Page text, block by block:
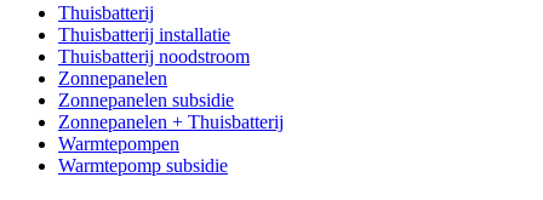
Thuisbatterij
Thuisbatterij installatie
Thuisbatterij noodstroom
Zonnepanelen
Zonnepanelen subsidie
Zonnepanelen + Thuisbatterij
Warmtepompen
Warmtepomp subsidie